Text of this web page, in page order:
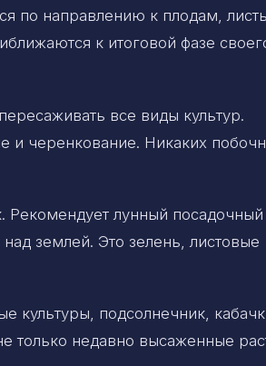
по направлению к плодам,
к итоговой фазе
все виды культур.
и черенкование. Никаких
Рекомендует лунный посадочный
землей. Это зелень, листовые
культуры, подсолнечник,
только недавно высаженные